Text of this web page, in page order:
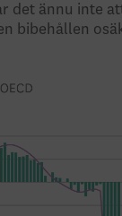
det ännu inte
bibehållen